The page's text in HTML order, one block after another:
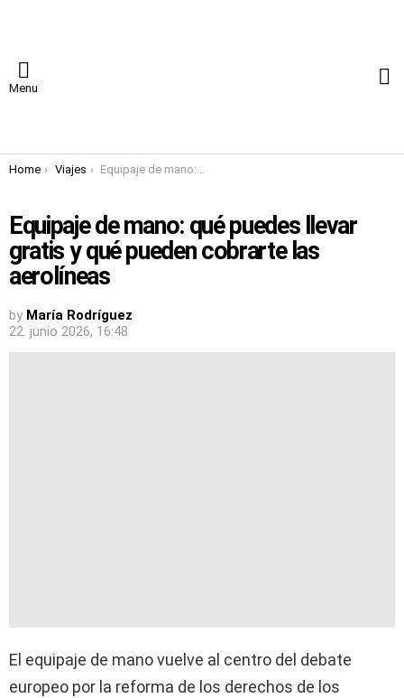
Menu
You are here:
Home Viajes Equipaje de mano: qué puedes llevar gratis y qué pueden cobrarte las aerolíneas
Equipaje de mano: qué puedes llevar
gratis y qué pueden cobrarte las
aerolíneas
by María Rodríguez
22. junio 2026, 16:48
El equipaje de mano vuelve al centro del debate
europeo por la reforma de los derechos de los